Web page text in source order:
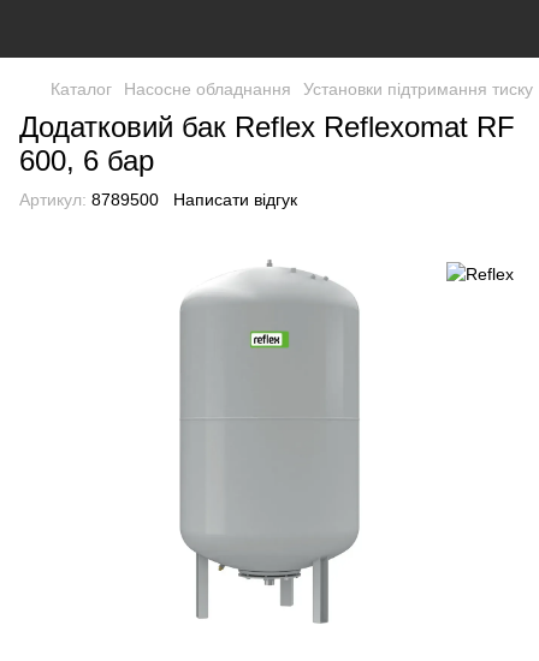
Каталог Насосне обладнання Установки підтримання тиску
Додатковий бак Reflex Reflexomat RF
600, 6 бар
Артикул: 8789500 Написати відгук